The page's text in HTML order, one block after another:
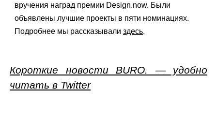
вручения наград премии Design.now. Были
объявлены лучшие проекты в пяти номинациях.
Подробнее мы рассказывали здесь.
Короткие новости BURO. — удобно
читать в Twitter